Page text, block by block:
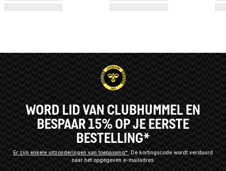
WORD LID VAN CLUBHUMMEL EN
BESPAAR 15% OP JE EERSTE
BESTELLING*
Er zijn enkele uitzonderingen van toepassing* De kortingscode wordt verstuurd
naar het opgegeven e-mailadres.